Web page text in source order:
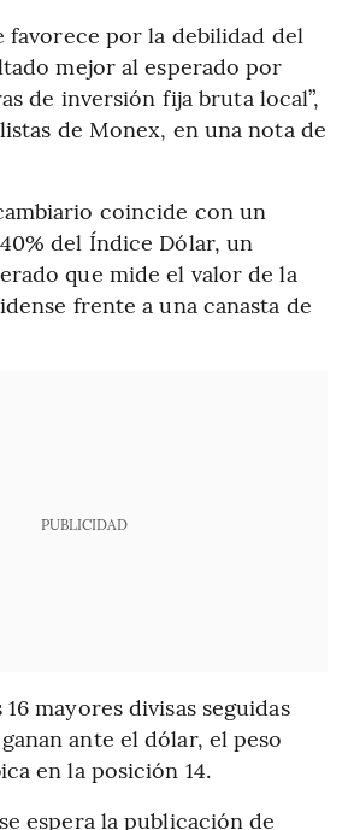
favorece por la debilidad del
mejor al esperado por
de inversión fija bruta local”,
de Monex, en una nota de
coincide con un
del Índice Dólar, un
que mide el valor de la
frente a una canasta de
PUBLICIDAD
16 mayores divisas seguidas
ante el dólar, el peso
en la posición 14.
espera la publicación de